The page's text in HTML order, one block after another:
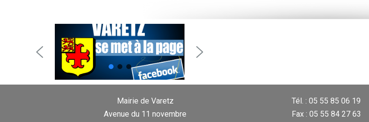
Mairie de Varetz
Avenue du 11 novembre
Tél. : 05 55 85 06 19
Fax : 05 55 84 27 63